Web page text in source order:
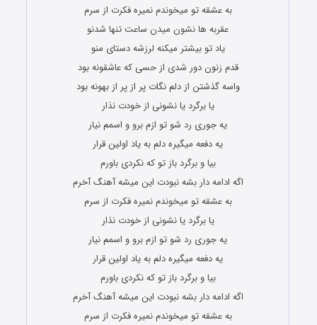
به عشقه تو میخوندم نمیره فکرت از سرم
عقربه ها نشون میدن ساعت تنها شدنو
یاد تو بیشتر میکنه لرزشه دستای منو
قدم زنون دور شدی از حسی که عاشقونه بود
واسه گذشتن از دلم نگات پر از پر از بهونه بود
یا برگرد یا نشونی از خودت نذار
یه جوری رد شو تو ازم برو و اسمم نیار
یه دفعه میگیره دلم به یاد اولین قرار
بیا و برگرد باز تو که نکردی باورم
اگه ادامه دار بشه نبودت این میشه آهنگ آخرم
به عشقه تو میخوندم نمیره فکرت از سرم
یا برگرد یا نشونی از خودت نذار
یه جوری رد شو تو ازم برو و اسمم نیار
یه دفعه میگیره دلم به یاد اولین قرار
بیا و برگرد باز تو که نکردی باورم
اگه ادامه دار بشه نبودت این میشه آهنگ آخرم
به عشقه تو میخوندم نمیره فکرت از سرم